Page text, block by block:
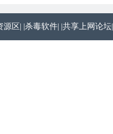
源区| |杀毒软件| |共享上网论坛|